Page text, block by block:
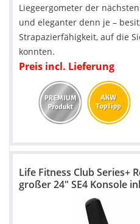
Liegeergometer der
und eleganter denn je –
Strapazierfähigkeit, auf die
konnten.
Preis incl. Lieferung
Life Fitness Club Series+
großer 24" SE4 Konsole